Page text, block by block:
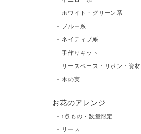
ホワイト・グリーン系
ブルー系
ネイティブ系
手作りキット
リースベース・リボン・資材
木の実
お花のアレンジ
1点もの・数量限定
リース